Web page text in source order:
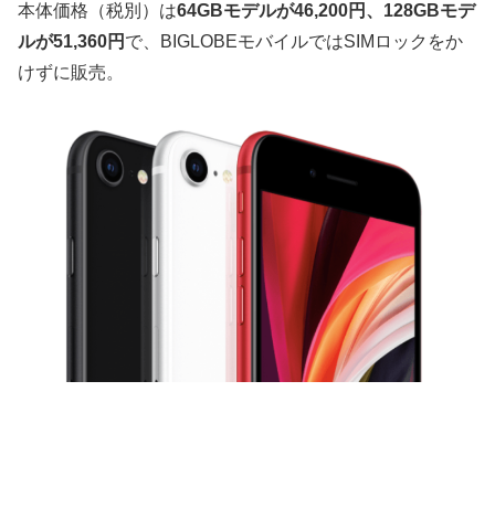
本体価格（税別）は64GBモデルが46,200円、128GBモデ
ルが51,360円 で、BIGLOBEモバイルではSIMロックをか
けずに販売。